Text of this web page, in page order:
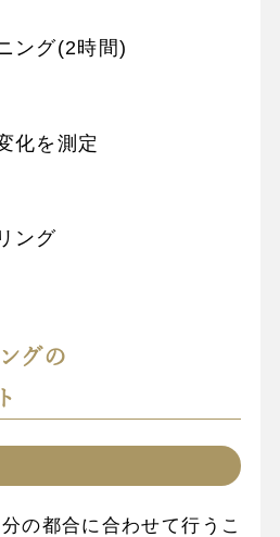
ング(2時間)
化を測定
ング
グの
の都合に合わせて行うこ